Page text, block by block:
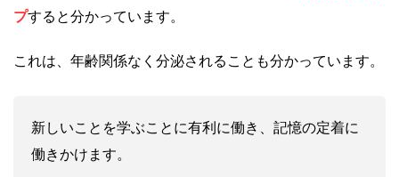
プすると分かっています。
これは、年齢関係なく分泌されることも分かっています。
新しいことを学ぶことに有利に働き、記憶の定着に
働きかけます。